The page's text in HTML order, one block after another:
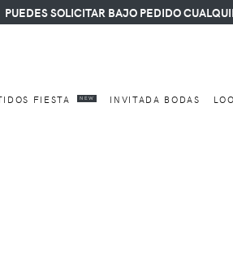
SOLICITAR BAJO PEDIDO CUALQUIER
FIESTA NEW INVITADA BODAS